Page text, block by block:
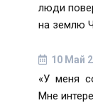
люди
на землю
10 Май
«У меня
Мне